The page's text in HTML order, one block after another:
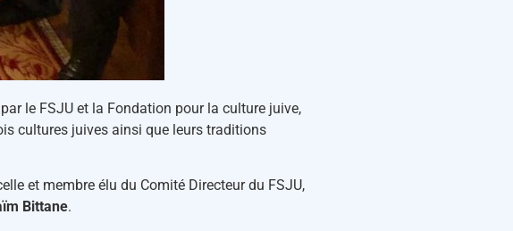
le FSJU et la Fondation pour la culture juive,
cultures juives ainsi que leurs traditions
et membre élu du Comité Directeur du FSJU,
Bittane.